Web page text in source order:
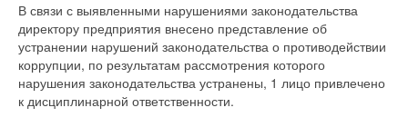
В связи с выявленными нарушениями законодательства
директору предприятия внесено представление об
устранении нарушений законодательства о противодействии
коррупции, по результатам рассмотрения которого
нарушения законодательства устранены, 1 лицо привлечено
к дисциплинарной ответственности.